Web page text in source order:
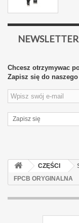
NEWSLETTER
Chcesz otrzymywac
Zapisz się do
Zapisz się
CZĘŚCI
FPCB ORYGINALNA